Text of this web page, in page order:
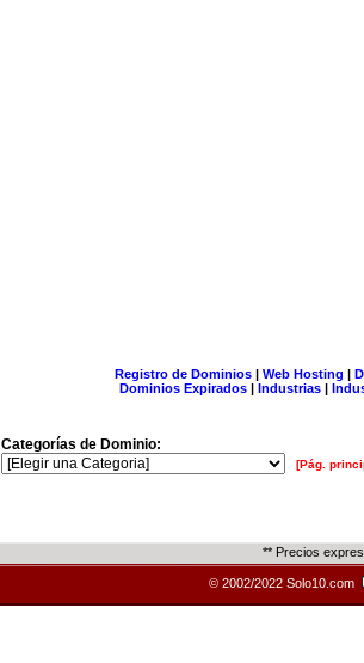
Registro de Dominios| Web Hosting |
Dominios Expirados | Industrias |
Categorías de Dominio:
[Pág.
** Precios
© 2002/2022 Solo10.com